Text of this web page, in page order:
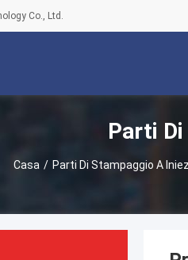
Co., Ltd.
Parti
Casa / Parti Di Stampaggio A